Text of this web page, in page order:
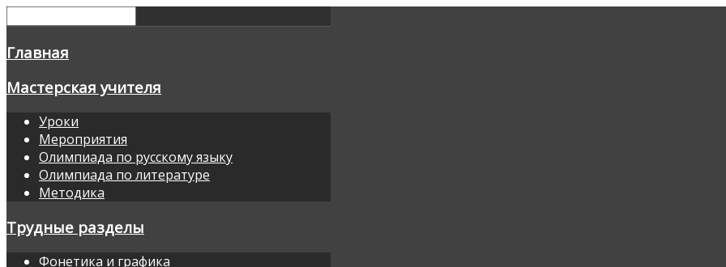
Главная
Мастерская учителя
Уроки
Мероприятия
Олимпиада по русскому языку
Олимпиада по литературе
Методика
Трудные разделы
Фонетика и графика